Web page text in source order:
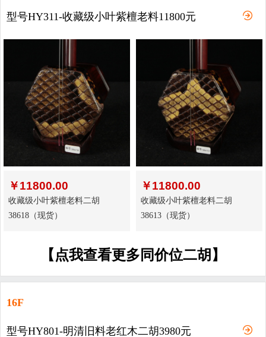
型号HY311-收藏级小叶紫檀老料11800元
￥11800.00
收藏级小叶紫檀老料二胡
38618（现货）
￥11800.00
收藏级小叶紫檀老料二胡
38613（现货）
【点我查看更多同价位二胡】
16F
型号HY801-明清旧料老红木二胡3980元